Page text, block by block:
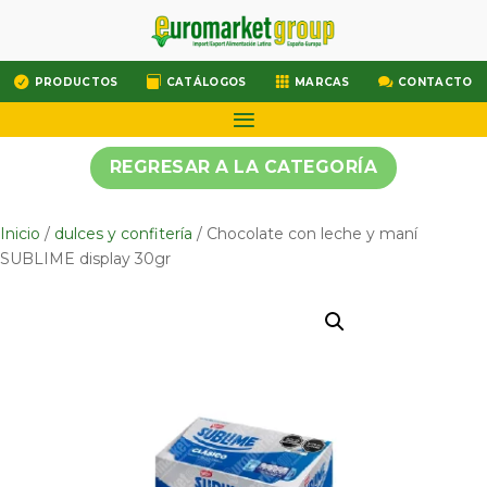
 PRODUCTOS  CATÁLOGOS  MARCAS  CONTACTO
REGRESAR A LA CATEGORÍA
Inicio / dulces y confitería / Chocolate con leche y maní
SUBLIME display 30gr